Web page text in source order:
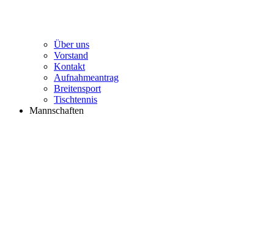
Über uns
Vorstand
Kontakt
Aufnahmeantrag
Breitensport
Tischtennis
Mannschaften